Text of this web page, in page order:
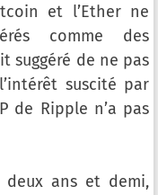
et l’Ether ne
comme des
suggéré de ne pas
suscité par
de Ripple n’a pas
deux ans et demi,